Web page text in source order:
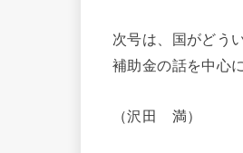
次号は、国がどう
補助金の話を中心
（沢田 満）